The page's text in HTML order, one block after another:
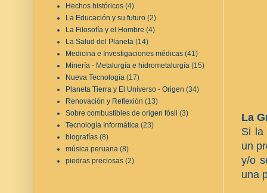
La
Si la
un
y/o
una
Hechos históricos (4)
La Educación y su futuro (2)
La Filosofía y el Hombre (4)
La Salud del Planeta (14)
Medicina e Investigaciones médicas (41)
Minería - Metalurgía e hidrometalurgía (15)
Nueva Tecnología (17)
Planeta Tierra y El Universo - Origen (34)
Renovación y Reflexión (13)
Sobre combustibles de origen fósil (3)
Tecnología Informática (23)
biografías (8)
música peruana (8)
piedras preciosas (2)